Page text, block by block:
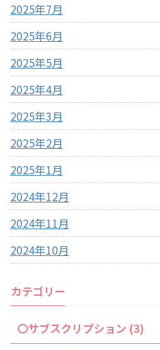
2025年7月
2025年6月
2025年5月
2025年4月
2025年3月
2025年2月
2025年1月
2024年12月
2024年11月
2024年10月
カテゴリー
〇サブスクリプション (3)